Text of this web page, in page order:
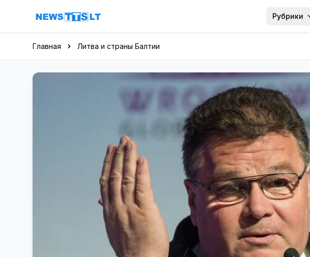
Перейти к содержимому
Рубрики
Главная Литва и страны Балтии